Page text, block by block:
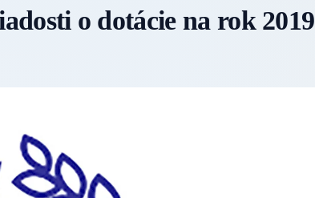
o dotácie na rok 2019